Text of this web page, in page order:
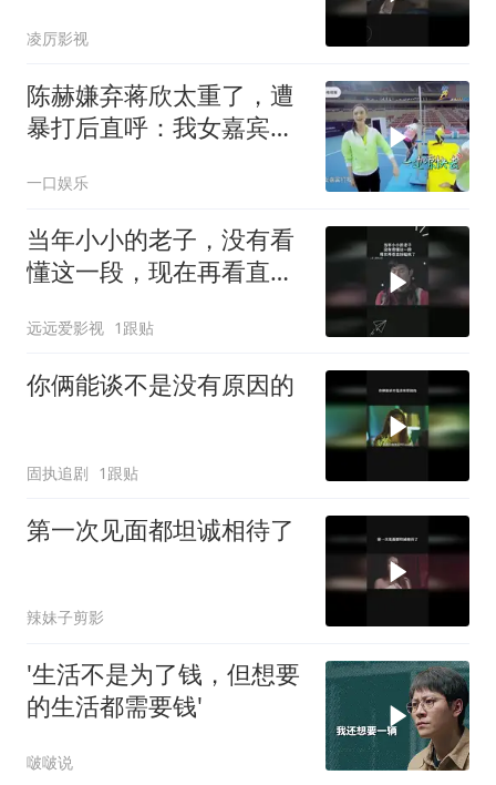
凌厉影视
陈赫嫌弃蒋欣太重了，遭
暴打后直呼：我女嘉宾打
一口娱乐
当年小小的老子，没有看
懂这一段，现在再看直接
远远爱影视 1跟贴
你俩能谈不是没有原因的
固执追剧 1跟贴
第一次见面都坦诚相待了
辣妹子剪影
'生活不是为了钱，但想要
的生活都需要钱'
啵啵说